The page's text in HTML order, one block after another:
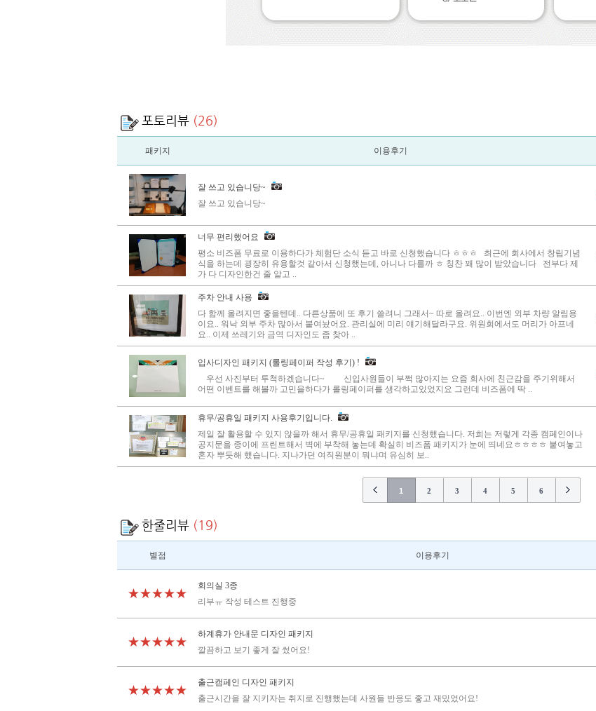
포토리뷰 (26)
패키지 이용후기
잘 쓰고 있습니당~
잘 쓰고 있습니당~
너무 편리했어요
평소 비즈폼 무료로 이용하다가 체험단 소식 듣고 바로 신청했습니다 ㅎㅎㅎ 최근에 회사에서 창립기념
식을 하는데 굉장히 유용할것 같아서 신청했는데, 아니나 다를까 ㅎ 칭찬 꽤 많이 받았습니다 전부다 제
가 다 디자인한건 줄 알고 ..
주차 안내 사용
다 함께 올려지면 좋을텐데.. 다른상품에 또 후기 쓸려니 그래서~ 따로 올려요.. 이번엔 외부 차량 알림용
이요.. 워낙 외부 주차 많아서 붙여놨어요. 관리실에 미리 얘기해달라구요. 위원회에서도 머리가 아프네
요.. 이제 쓰레기와 금역 디자인도 좀 찾아 ..
입사디자인 패키지 (롤링페이퍼 작성 후기) !
우선 사진부터 투척하겠습니다~ 신입사원들이 부쩍 많아지는 요즘 회사에 친근감을 주기위해서
어떤 이벤트를 해볼까 고민을하다가 롤링페이퍼를 생각하고있었지요 그런데 비즈폼에 딱 ..
휴무/공휴일 패키지 사용후기입니다.
제일 잘 활용할 수 있지 않을까 해서 휴무/공휴일 패키지를 신청했습니다. 저희는 저렇게 각종 캠페인이나
공지문을 종이에 프린트해서 벽에 부착해 놓는데 확실히 비즈폼 패키지가 눈에 띄네요ㅎㅎㅎㅎ 붙여놓고
혼자 뿌듯해 했습니다. 지나가던 여직원분이 뭐냐며 유심히 보..
1 2 3 4 5 6
한줄리뷰 (19)
별점 이용후기
★★★★★
회의실 3종
리부ㅠ 작성 테스트 진행중
★★★★★
하계휴가 안내문 디자인 패키지
깔끔하고 보기 좋게 잘 썼어요!
★★★★★
출근캠페인 디자인 패키지
출근시간을 잘 지키자는 취지로 진행했는데 사원들 반응도 좋고 재밌었어요!